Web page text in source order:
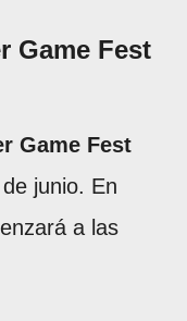
Game Fest
Game Fest
junio. En
a las